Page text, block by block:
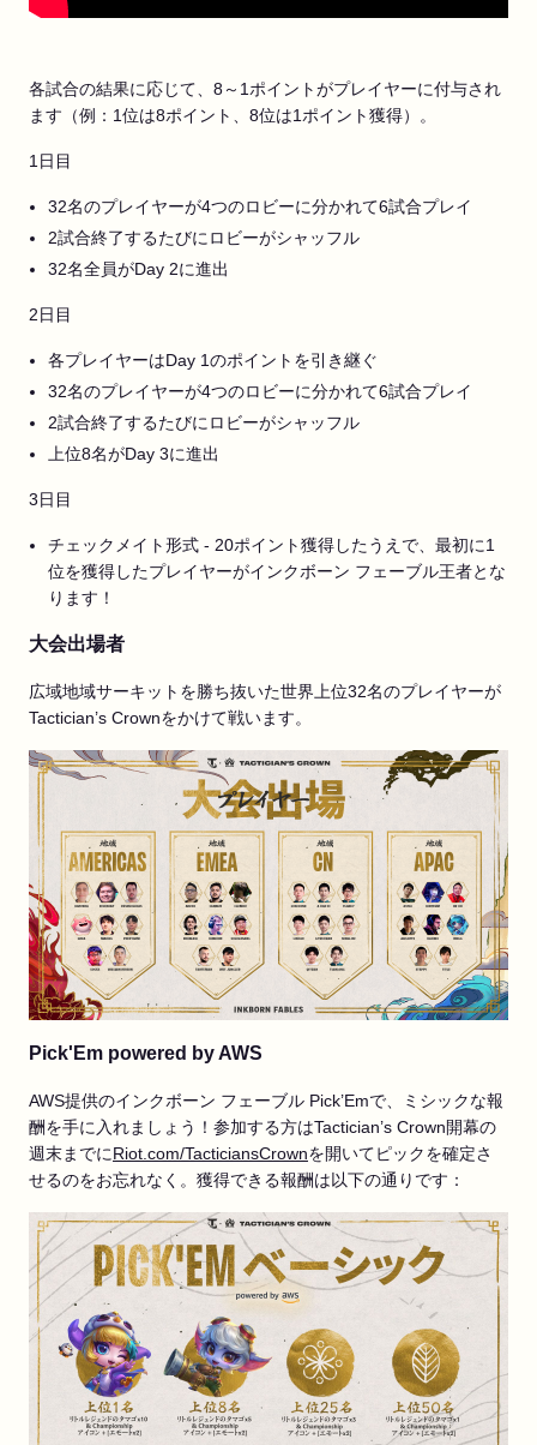
各試合の結果に応じて、8～1ポイントがプレイヤーに付与され
ます（例：1位は8ポイント、8位は1ポイント獲得）。
1日目
32名のプレイヤーが4つのロビーに分かれて6試合プレイ
2試合終了するたびにロビーがシャッフル
32名全員がDay 2に進出
2日目
各プレイヤーはDay 1のポイントを引き継ぐ
32名のプレイヤーが4つのロビーに分かれて6試合プレイ
2試合終了するたびにロビーがシャッフル
上位8名がDay 3に進出
3日目
チェックメイト形式 - 20ポイント獲得したうえで、最初に1
位を獲得したプレイヤーがインクボーン フェーブル王者とな
ります！
大会出場者
広域地域サーキットを勝ち抜いた世界上位32名のプレイヤーが
Tactician’s Crownをかけて戦います。
Pick'Em powered by AWS
AWS提供のインクボーン フェーブル Pick’Emで、ミシックな報
酬を手に入れましょう！参加する方はTactician’s Crown開幕の
週末までにRiot.com/TacticiansCrownを開いてピックを確定さ
せるのをお忘れなく。獲得できる報酬は以下の通りです：